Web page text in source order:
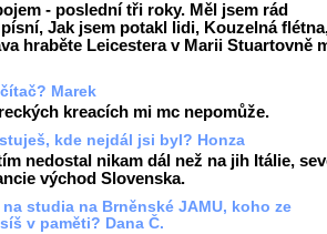
- poslední tři roky. Měl jsem rád
Jak jsem potakl lidi, Kouzelná
hraběte Leicestera v Marii Stuartovně
Marek
kreacích mi mc nepomůže.
kde nejdál jsi byl? Honza
nedostal nikam dál než na jih Itálie,
východ Slovenska.
studia na Brněnské JAMU, koho ze
v paměti? Dana Č.